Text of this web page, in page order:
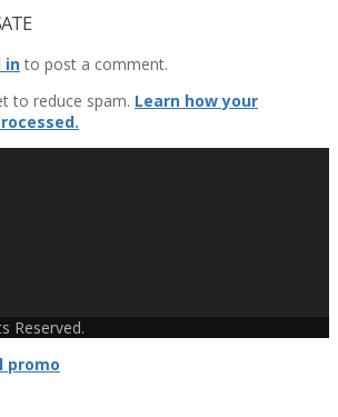
into post a comment.
to reduce spam. Learn how your
Reserved.